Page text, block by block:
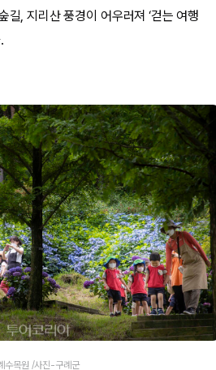
길, 지리산 풍경이 어우러져 ‘걷는 여행
수목원 /사진-구례군